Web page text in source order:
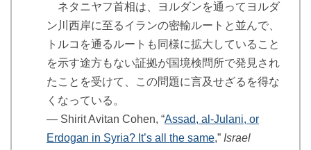
ネタニヤフ首相は、ヨルダンを通ってヨルダ
ン川西岸に至るイランの密輸ルートと並んで、
トルコを通るルートも同様に拡大していること
を示す途方もない証拠が国境検問所で発見され
たことを受けて、この問題に言及せざるを得な
くなっている。
― Shirit Avitan Cohen, “Assad, al-Julani, or
Erdogan in Syria? It’s all the same,” Israel